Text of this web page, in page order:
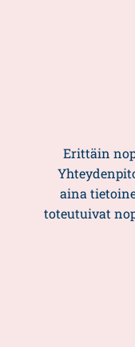
Erittäin
aina
toteutuivat